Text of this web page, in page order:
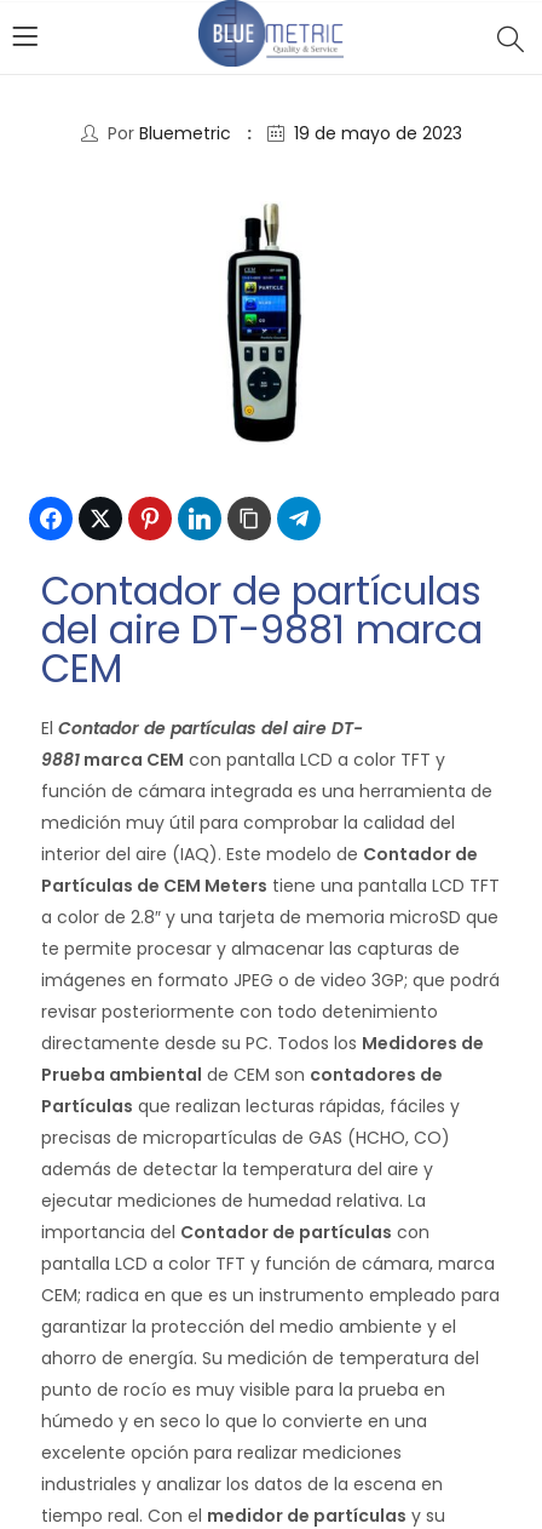
Por Bluemetric 19 de mayo de 2023
Contador de partículas
del aire DT-9881 marca
CEM
El Contador de partículas del aire DT-
9881 marca CEM con pantalla LCD a color TFT y
función de cámara integrada es una herramienta de
medición muy útil para comprobar la calidad del
interior del aire (IAQ). Este modelo de Contador de
Partículas de CEM Meters tiene una pantalla LCD TFT
a color de 2.8″ y una tarjeta de memoria microSD que
te permite procesar y almacenar las capturas de
imágenes en formato JPEG o de video 3GP; que podrá
revisar posteriormente con todo detenimiento
directamente desde su PC. Todos los Medidores de
Prueba ambiental de CEM son contadores de
Partículas que realizan lecturas rápidas, fáciles y
precisas de micropartículas de GAS (HCHO, CO)
además de detectar la temperatura del aire y
ejecutar mediciones de humedad relativa. La
importancia del Contador de partículas con
pantalla LCD a color TFT y función de cámara, marca
CEM; radica en que es un instrumento empleado para
garantizar la protección del medio ambiente y el
ahorro de energía. Su medición de temperatura del
punto de rocío es muy visible para la prueba en
húmedo y en seco lo que lo convierte en una
excelente opción para realizar mediciones
industriales y analizar los datos de la escena en
tiempo real. Con el medidor de partículas y su